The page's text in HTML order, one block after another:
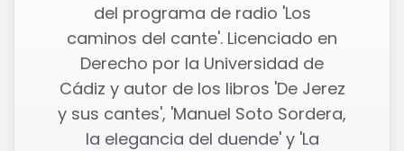
del programa de radio 'Los
caminos del cante'. Licenciado en
Derecho por la Universidad de
Cádiz y autor de los libros 'De Jerez
y sus cantes', 'Manuel Soto Sordera,
la elegancia del duende' y 'La